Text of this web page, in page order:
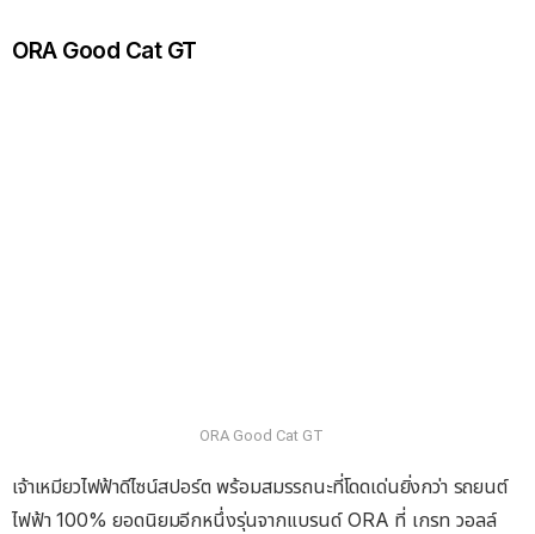
ORA Good Cat GT
ORA Good Cat GT
เจ้าเหมียวไฟฟ้าดีไซน์สปอร์ต พร้อมสมรรถนะที่โดดเด่นยิ่งกว่า รถยนต์
ไฟฟ้า 100% ยอดนิยมอีกหนึ่งรุ่นจากแบรนด์ ORA ที่ เกรท วอลล์